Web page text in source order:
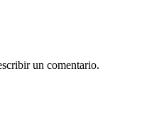
un comentario.